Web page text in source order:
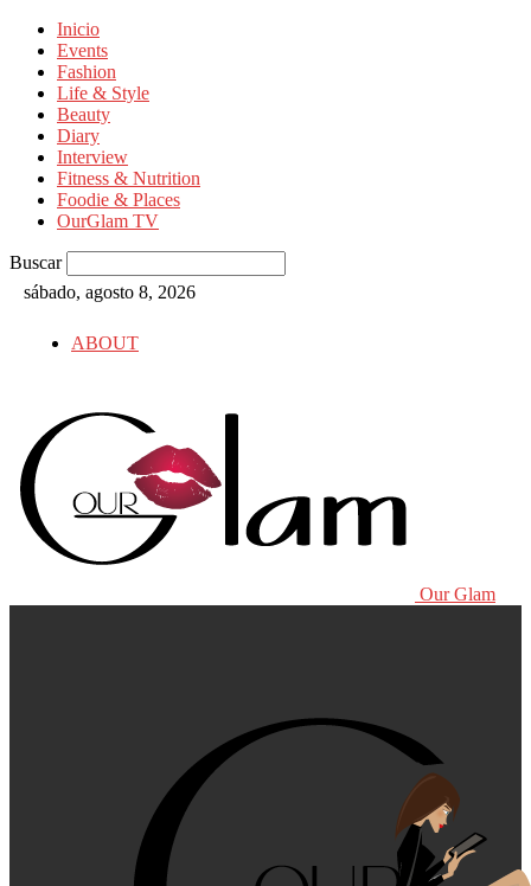
Inicio
Events
Fashion
Life & Style
Beauty
Diary
Interview
Fitness & Nutrition
Foodie & Places
OurGlam TV
Buscar
sábado, agosto 8, 2026
ABOUT
Our Glam